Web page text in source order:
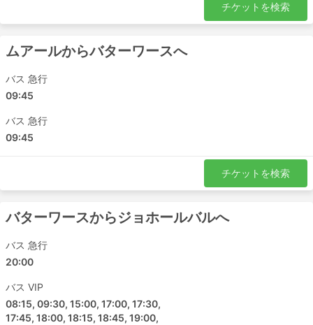
チケットを検索
ムアールからバターワースへ
バス 急行
09:45
バス 急行
09:45
チケットを検索
バターワースからジョホールバルへ
バス 急行
20:00
バス VIP
08:15, 09:30, 15:00, 17:00, 17:30,
17:45, 18:00, 18:15, 18:45, 19:00,